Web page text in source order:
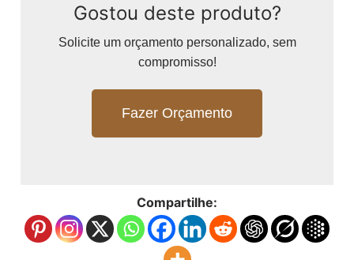
Gostou deste produto?
Solicite um orçamento personalizado, sem
compromisso!
Fazer Orçamento
Compartilhe: